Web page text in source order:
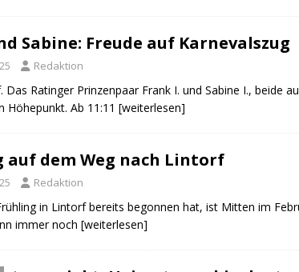
Sabine: Freude auf Karnevalszug
Redaktion
Das Ratinger Prinzenpaar Frank I. und Sabine I., beide
Höhepunkt. Ab 11:11 [weiterlesen]
auf dem Weg nach Lintorf
Redaktion
in Lintorf bereits begonnen hat, ist Mitten im
immer noch [weiterlesen]